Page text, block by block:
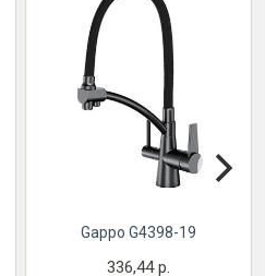
Gappo G4398-19
336,44 р.